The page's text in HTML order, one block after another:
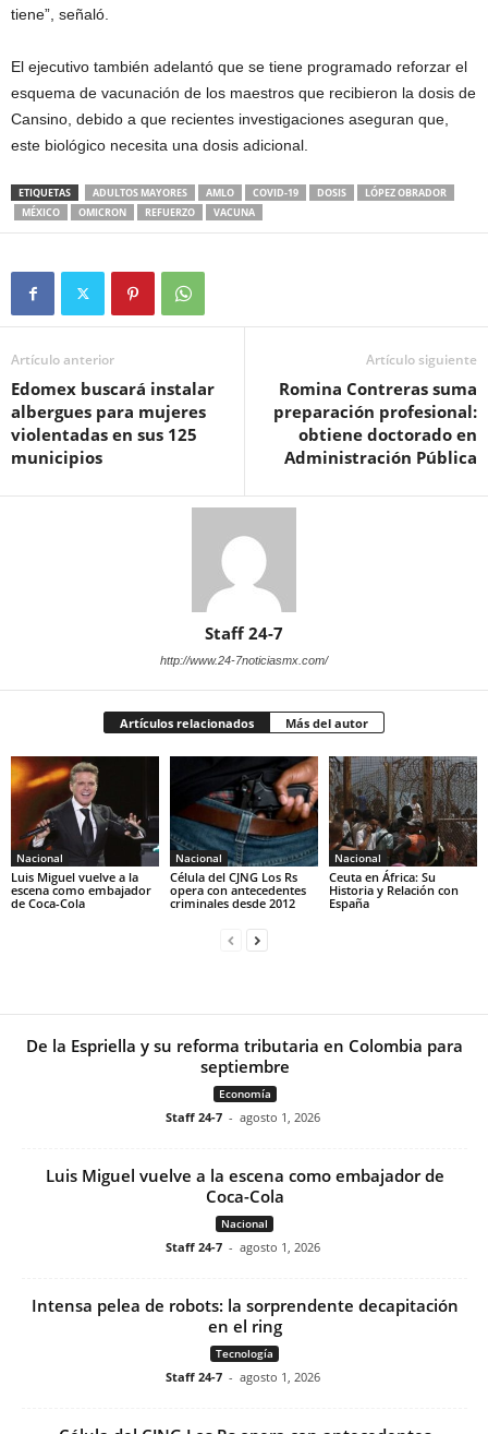
tiene”, señaló.
El ejecutivo también adelantó que se tiene programado reforzar el
esquema de vacunación de los maestros que recibieron la dosis de
Cansino, debido a que recientes investigaciones aseguran que,
este biológico necesita una dosis adicional.
ETIQUETAS ADULTOS MAYORES AMLO COVID-19 DOSIS
LÓPEZ OBRADOR
MÉXICO
OMICRON REFUERZO VACUNA
Artículo anterior
Edomex buscará instalar
albergues para mujeres
violentadas en sus 125
municipios
Artículo siguiente
Romina Contreras suma
preparación profesional:
obtiene doctorado en
Administración Pública
Staff 24-7
http://www.24-7noticiasmx.com/
Artículos relacionados Más del autor
Nacional
Luis Miguel vuelve a la
escena como embajador
de Coca-Cola
Nacional
Célula del CJNG Los Rs
opera con antecedentes
criminales desde 2012
Nacional
Ceuta en África: Su
Historia y Relación con
España
De la Espriella y su reforma tributaria en Colombia para
septiembre
Economía
Staff 24-7 - agosto 1, 2026
Luis Miguel vuelve a la escena como embajador de
Coca-Cola
Nacional
Staff 24-7 - agosto 1, 2026
Intensa pelea de robots: la sorprendente decapitación
en el ring
Tecnología
Staff 24-7 - agosto 1, 2026